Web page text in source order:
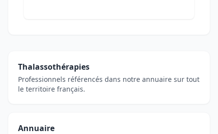
Thalassothérapies
Professionnels référencés dans notre annuaire sur tout
le territoire français.
Annuaire